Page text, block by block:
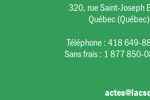
320, rue Saint-Joseph
Québec
Téléphone :418 649-
Sans frais : 1 877 850-